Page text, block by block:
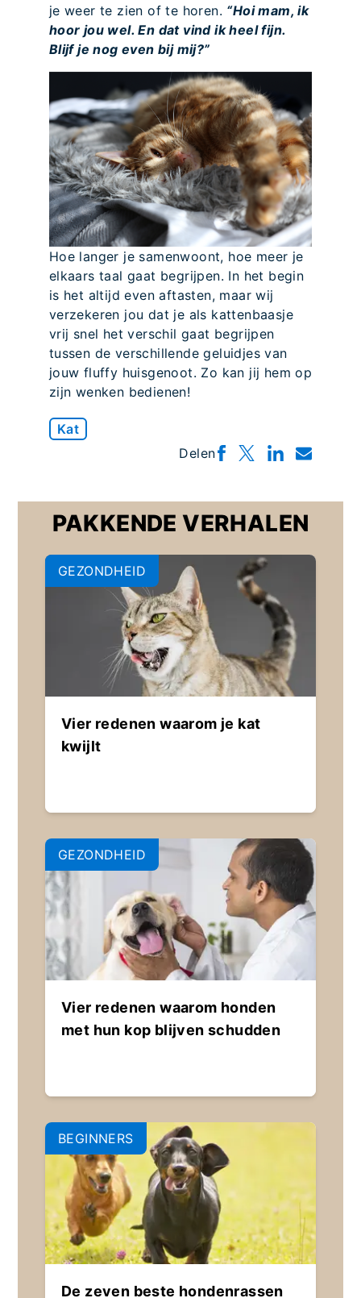
je weer te zien of te horen. “Hoi mam, ik
hoor jou wel. En dat vind ik heel fijn.
Blijf je nog even bij mij?”
Hoe langer je samenwoont, hoe meer je
elkaars taal gaat begrijpen. In het begin
is het altijd even aftasten, maar wij
verzekeren jou dat je als kattenbaasje
vrij snel het verschil gaat begrijpen
tussen de verschillende geluidjes van
jouw fluffy huisgenoot. Zo kan jij hem op
zijn wenken bedienen!
Kat
Delen
PAKKENDE VERHALEN
GEZONDHEID
Vier redenen waarom je kat
kwijlt
GEZONDHEID
Vier redenen waarom honden
met hun kop blijven schudden
BEGINNERS
De zeven beste hondenrassen